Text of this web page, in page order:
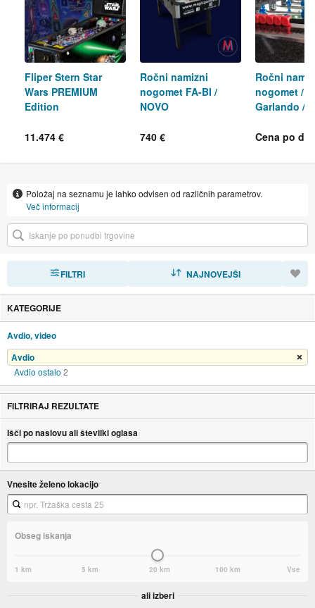
Fliper Stern Star
Wars PREMIUM
Edition
11.474 €
Ročni namizni
nogomet FA-BI /
NOVO
740 €
Ročni
nogomet /
Garlando /
Cena po
Položaj na seznamu je lahko odvisen od različnih parametrov.
Več informacij
FILTRI NAJNOVEJŠI
KATEGORIJE
Avdio, video
Avdio
Avdio ostalo 2
FILTRIRAJ REZULTATE
Išči po naslovu ali številki oglasa
Vnesite želeno lokacijo
Obseg iskanja
1 km 5 km 20 km 100 km Vse
ali izberi